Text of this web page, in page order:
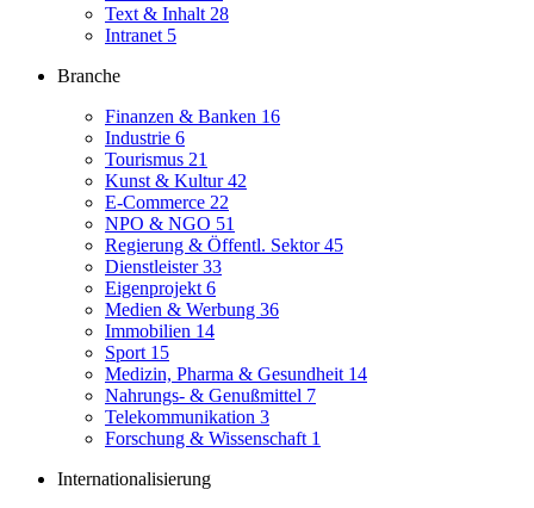
Text & Inhalt 28
Intranet 5
Branche
Finanzen & Banken 16
Industrie 6
Tourismus 21
Kunst & Kultur42
E-Commerce 22
NPO & NGO 51
Regierung & Öffentl. Sektor45
Dienstleister33
Eigenprojekt 6
Medien & Werbung 36
Immobilien 14
Sport 15
Medizin, Pharma & Gesundheit 14
Nahrungs- & Genußmittel 7
Telekommunikation 3
Forschung & Wissenschaft 1
Internationalisierung